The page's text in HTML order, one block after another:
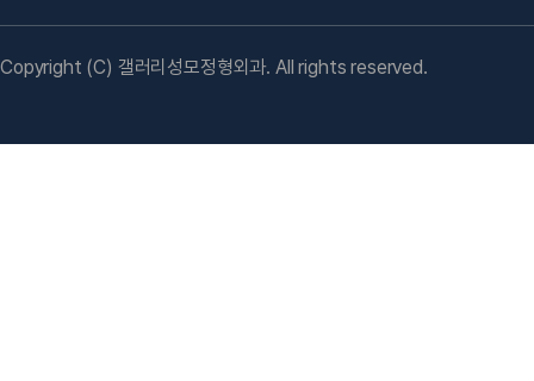
Copyright (C) 갤러리성모정형외과. All rights reserved.